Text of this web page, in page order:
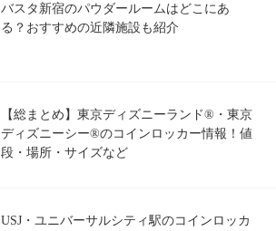
バスタ新宿のパウダールームはどこにあ
る？おすすめの近隣施設も紹介
【総まとめ】東京ディズニーランド®・東京
ディズニーシー®のコインロッカー情報！値
段・場所・サイズなど
USJ・ユニバーサルシティ駅のコインロッカ